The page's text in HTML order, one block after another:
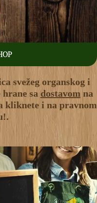
svežeg organskog i
hrane sadostavom na
kliknete i na pravnom